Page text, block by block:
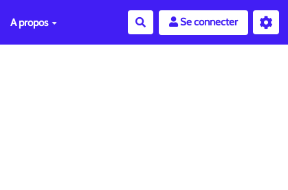
A propos RechercherSe connecter